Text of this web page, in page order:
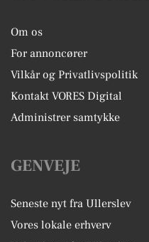
Om os
For annoncører
Vilkår og Privatlivspolitik
Kontakt VORES Digital
Administrer samtykke
GENVEJE
Seneste nyt fra Ullerslev
Vores lokale erhverv